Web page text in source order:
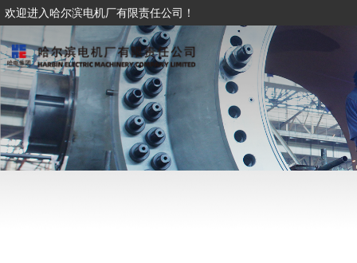
欢迎进入哈尔滨电机厂有限责任公司！